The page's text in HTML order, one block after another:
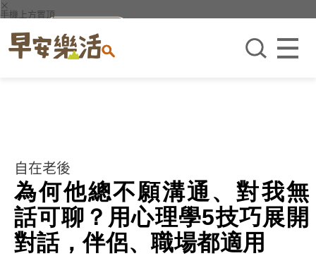
×
手機上方置頂
自在老後
為何他總不願溝通、對我無
話可聊？用心理學5技巧展開
對話，伴侶、職場都適用